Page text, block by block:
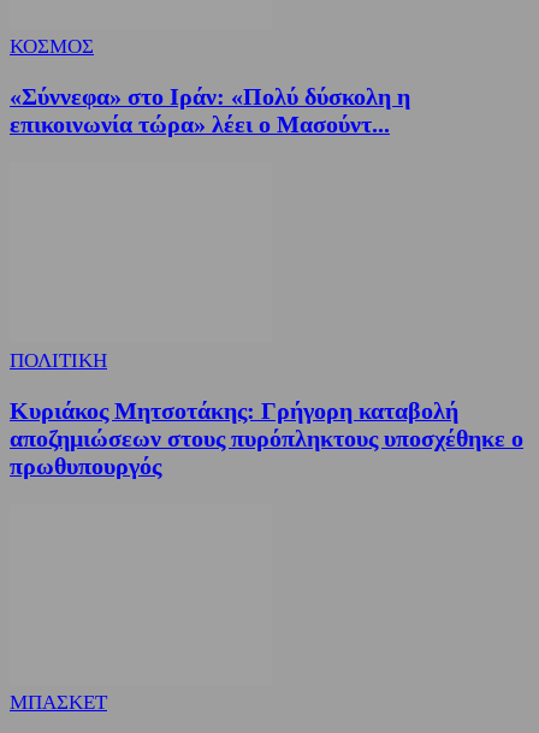
ΚΟΣΜΟΣ
«Σύννεφα» στο Ιράν: «Πολύ δύσκολη η
επικοινωνία τώρα» λέει ο Μασούντ...
ΠΟΛΙΤΙΚΗ
Κυριάκος Μητσοτάκης: Γρήγορη καταβολή
αποζημιώσεων στους πυρόπληκτους υποσχέθηκε ο
πρωθυπουργός
ΜΠΑΣΚΕΤ